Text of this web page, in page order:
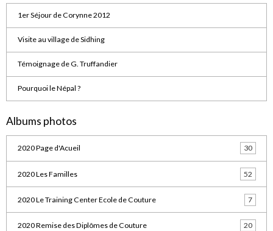
1er Séjour de Corynne 2012
Visite au village de Sidhing
Témoignage de G. Truffandier
Pourquoi le Népal ?
Albums photos
2020 Page d'Acueil 30
2020 Les Familles 52
2020 Le Training Center Ecole de Couture 7
2020 Remise des Diplômes de Couture 20